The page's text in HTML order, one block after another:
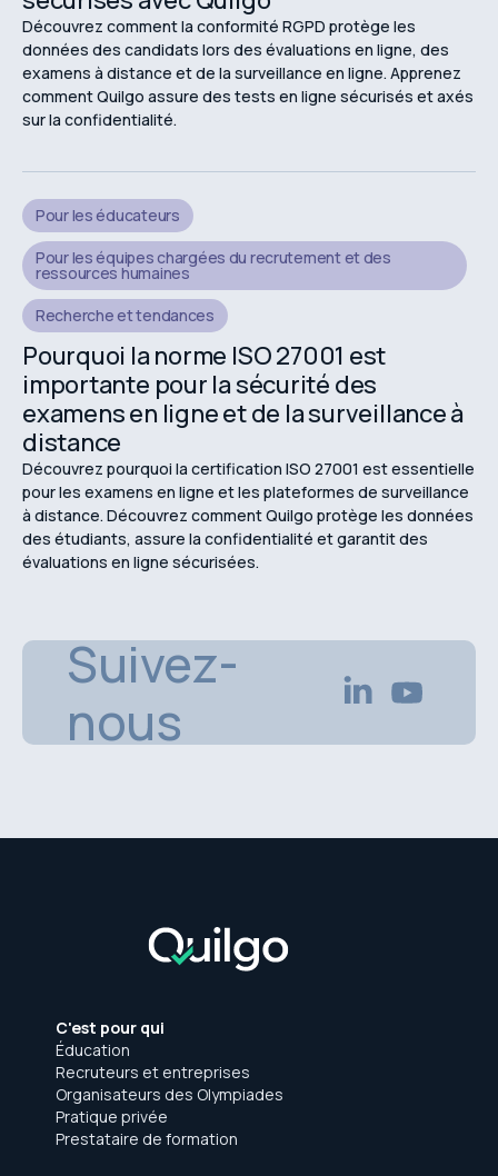
Découvrez comment la conformité RGPD protège les
données des candidats lors des évaluations en ligne, des
examens à distance et de la surveillance en ligne. Apprenez
comment Quilgo assure des tests en ligne sécurisés et axés
sur la confidentialité.
Pour les éducateurs
Pour les équipes chargées du recrutement et des
ressources humaines
Recherche et tendances
Pourquoi la norme ISO 27001 est
importante pour la sécurité des
examens en ligne et de la surveillance à
distance
Découvrez pourquoi la certification ISO 27001 est essentielle
pour les examens en ligne et les plateformes de surveillance
à distance. Découvrez comment Quilgo protège les données
des étudiants, assure la confidentialité et garantit des
évaluations en ligne sécurisées.
Suivez-
nous
C'est pour qui
Éducation
Recruteurs et entreprises
Organisateurs des Olympiades
Pratique privée
Prestataire de formation